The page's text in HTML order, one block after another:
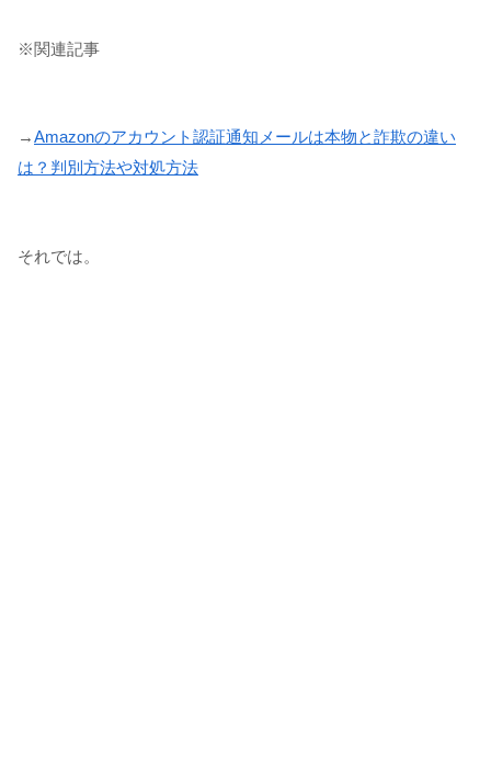
※関連記事
→Amazonのアカウント認証通知メールは本物と詐欺の違い
は？判別方法や対処方法
それでは。